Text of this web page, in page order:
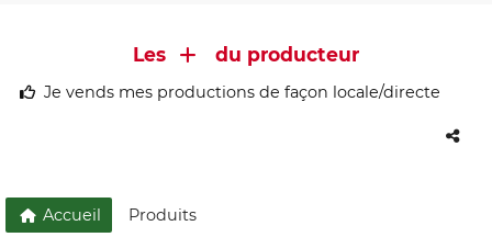
Les du producteur
Je vends mes productions de façon locale/directe
Accueil Produits